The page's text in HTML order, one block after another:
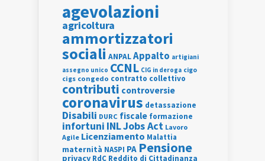
agevolazioni
agricoltura
ammortizzatori
sociali ANPALAppalto artigiani
assegno unico CCNL CIG in deroga cigo
cigs congedo contratto collettivo
contributi controversie
coronavirus detassazione
Disabili DURC fiscale formazione
infortuni INLJobs Act Lavoro
Agile Licenziamento Malattia
maternità NASPI PA Pensione
privacy RdC Reddito di Cittadinanza